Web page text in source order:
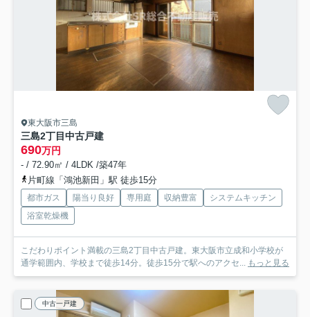
東大阪市三島
三島2丁目中古戸建
690万円
- / 72.90㎡ / 4LDK /築47年
片町線「鴻池新田」駅 徒歩15分
都市ガス 陽当り良好 専用庭 収納豊富
システムキッチン
浴室乾燥機
こだわりポイント満載の三島2丁目中古戸建。東大阪市立成和小学校が
通学範囲内、学校まで徒歩14分。徒歩15分で駅へのアクセ...
もっと見る
中古一戸建